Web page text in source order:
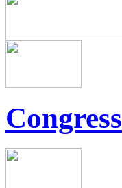
Congress